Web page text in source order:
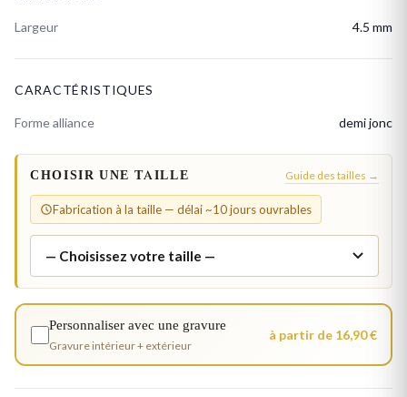
Largeur 4.5 mm
CARACTÉRISTIQUES
Forme alliance demi jonc
CHOISIR UNE TAILLE Guide des tailles →
Fabrication à la taille — délai ~10 jours ouvrables
Personnaliser avec une gravure
Gravure intérieur + extérieur
à partir de 16,90 €